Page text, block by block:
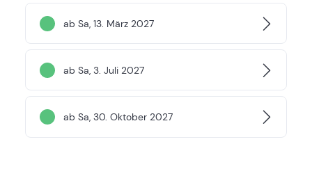
ab Sa, 13. März 2027
ab Sa, 3. Juli 2027
ab Sa, 30. Oktober 2027